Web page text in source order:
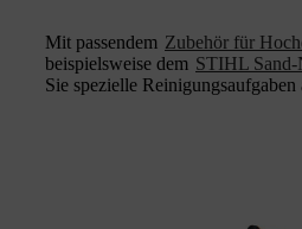
Mit passendem Zubehör für
beispielsweise dem STIHL Sand-
Sie spezielle Reinigungsaufgaben